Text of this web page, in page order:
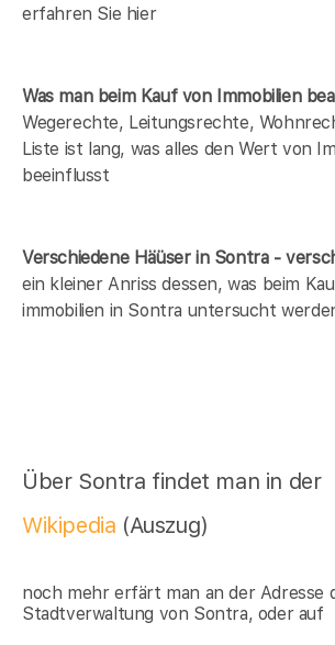
erfahren Sie hier
Was man beim Kauf von Immobilien
Wegerechte, Leitungsrechte,
Liste ist lang, was alles den Wert von
beeinflusst
Verschiedene Häüser in Sontra -
ein kleiner Anriss dessen, was beim
immobilien in Sontra untersucht
Über Sontra findet man in der
Wikipedia (Auszug)
noch mehr erfärt man an der Adresse
Stadtverwaltung von Sontra, oder auf